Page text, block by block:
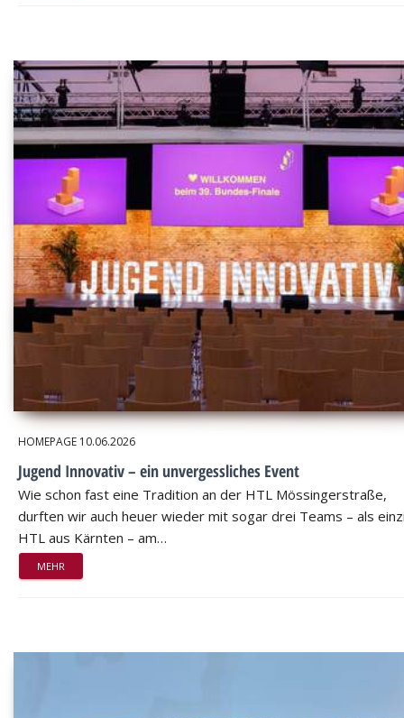
HOMEPAGE 10.06.2026
Jugend Innovativ – ein unvergessliches Event
Wie schon fast eine Tradition an der HTL Mössingerstraße,
durften wir auch heuer wieder mit sogar drei Teams – als
HTL aus Kärnten – am…
MEHR